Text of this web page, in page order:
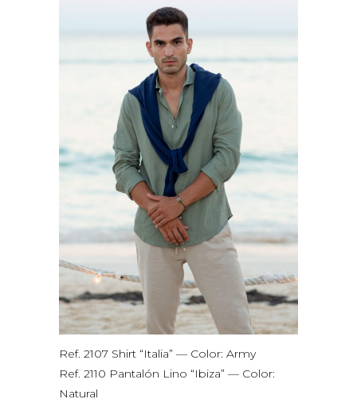
Ref. 2107 Shirt “Italia” — Color: Army
Ref. 2110 Pantalón Lino “Ibiza” — Color:
Natural